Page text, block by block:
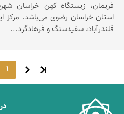
استان خراسان رضوی می‌باشد. مرکز
قلندرآباد، سفیدسنگ و فرهادگرد...
1